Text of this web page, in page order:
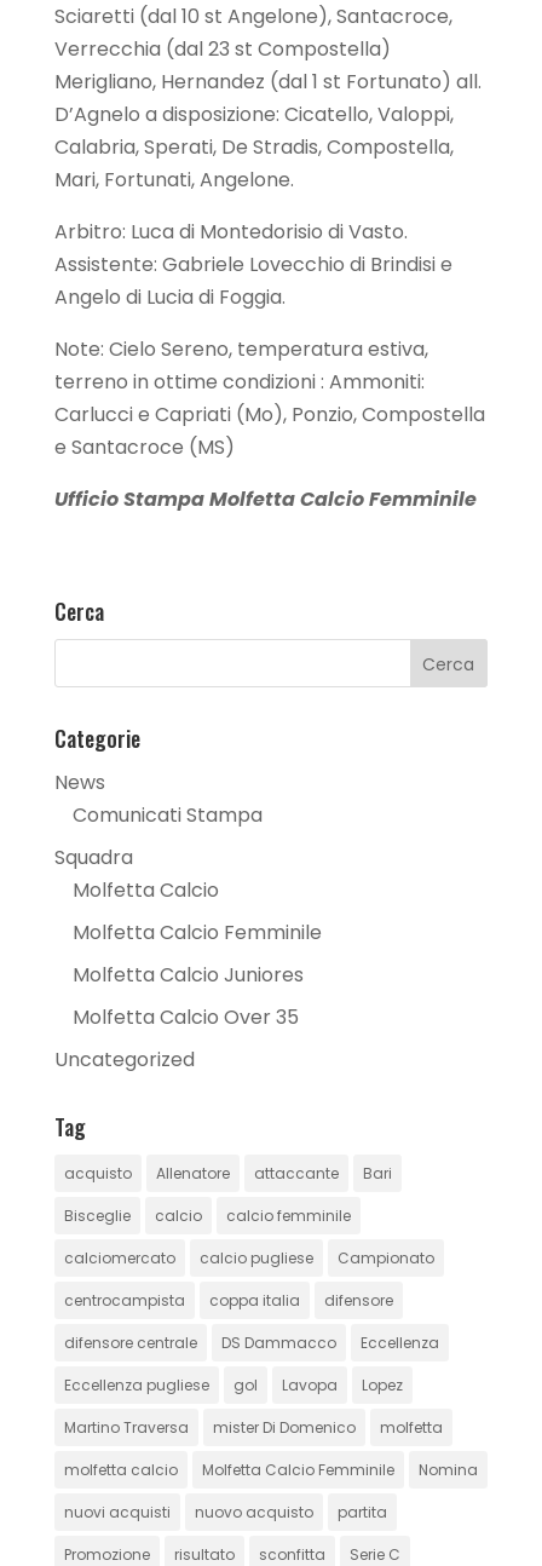
Sciaretti (dal 10 st Angelone), Santacroce,
Verrecchia (dal 23 st Compostella)
Merigliano, Hernandez (dal 1 st Fortunato) all.
D’Agnelo a disposizione: Cicatello, Valoppi,
Calabria, Sperati, De Stradis, Compostella,
Mari, Fortunati, Angelone.
Arbitro: Luca di Montedorisio di Vasto.
Assistente: Gabriele Lovecchio di Brindisi e
Angelo di Lucia di Foggia.
Note: Cielo Sereno, temperatura estiva,
terreno in ottime condizioni : Ammoniti:
Carlucci e Capriati (Mo), Ponzio, Compostella
e Santacroce (MS)
Ufficio Stampa Molfetta Calcio Femminile
Cerca
Categorie
News
Comunicati Stampa
Squadra
Molfetta Calcio
Molfetta Calcio Femminile
Molfetta Calcio Juniores
Molfetta Calcio Over 35
Uncategorized
Tag
acquisto Allenatore attaccante Bari
Bisceglie calcio calcio femminile
calciomercato calcio pugliese Campionato
centrocampista coppa italia difensore
difensore centrale DS Dammacco Eccellenza
Eccellenza pugliese gol Lavopa Lopez
Martino Traversa mister Di Domenico molfetta
molfetta calcio Molfetta Calcio Femminile Nomina
nuovi acquisti nuovo acquisto partita
Promozione risultato sconfitta Serie C